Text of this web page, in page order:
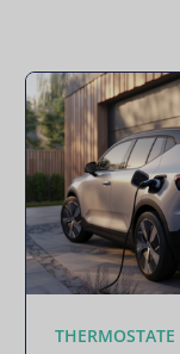
THERMOSTATE